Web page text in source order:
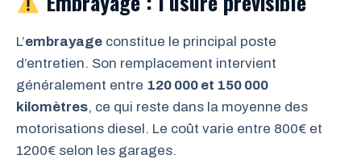
L’embrayage constitue le principal poste
d’entretien. Son remplacement intervient
généralement entre 120 000 et 150 000
kilomètres, ce qui reste dans la moyenne des
motorisations diesel. Le coût varie entre 800€ et
1200€ selon les garages.